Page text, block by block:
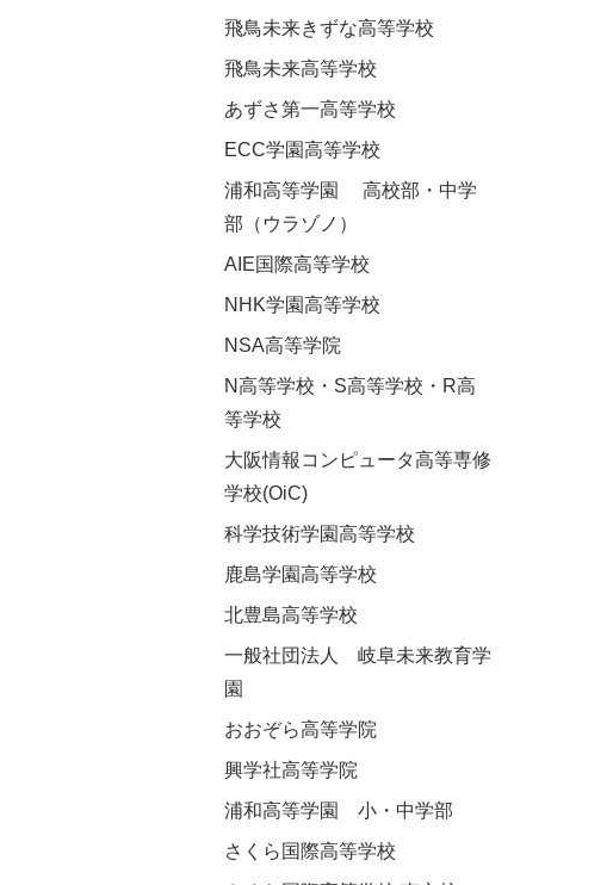
飛鳥未来きずな高等学校
飛鳥未来高等学校
あずさ第一高等学校
ECC学園高等学校
浦和高等学園 高校部・中学
部（ウラゾノ）
AIE国際高等学校
NHK学園高等学校
NSA高等学院
N高等学校・S高等学校・R高
等学校
大阪情報コンピュータ高等専修
学校(OiC)
科学技術学園高等学校
鹿島学園高等学校
北豊島高等学校
一般社団法人 岐阜未来教育学
園
おおぞら高等学院
興学社高等学院
浦和高等学園 小・中学部
さくら国際高等学校